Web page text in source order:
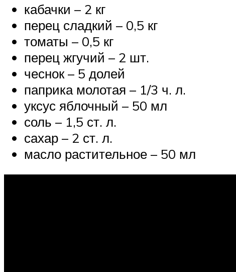
кабачки – 2 кг
перец сладкий – 0,5 кг
томаты – 0,5 кг
перец жгучий – 2 шт.
чеснок – 5 долей
паприка молотая – 1/3 ч. л.
уксус яблочный – 50 мл
соль – 1,5 ст. л.
сахар – 2 ст. л.
масло растительное – 50 мл